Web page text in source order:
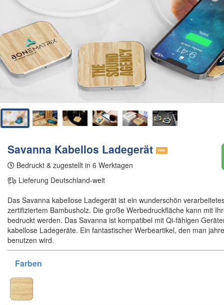
Savanna Kabellos Ladegerät new
Bedruckt & zugestellt in 6 Werktagen
Lieferung Deutschland-weit
Das Savanna kabellose Ladegerät ist ein wunderschön
zertifiziertem Bambusholz. Die große Werbedruckfläche kann mit
bedruckt werden. Das Savanna ist kompatibel mit Qi-fähigen
kabellose Ladegeräte. Ein fantastischer Werbeartikel, den man
benutzen wird.
Farben